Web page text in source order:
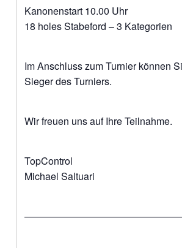
Kanonenstart 10.00 Uhr
18 holes Stabeford – 3 Kategorien
Im Anschluss zum Turnier können
Sieger des Turniers.
Wir freuen uns auf Ihre Teilnahme.
TopControl
Michael Saltuari